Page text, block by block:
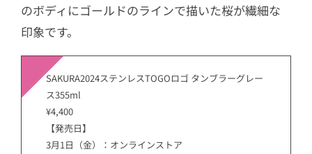
のボディにゴールドのラインで描いた桜が繊細な
印象です。
SAKURA2024ステンレスTOGOロゴ タンブラーグレー
ス355ml
¥4,400
【発売日】
3月1日（金）：オンラインストア